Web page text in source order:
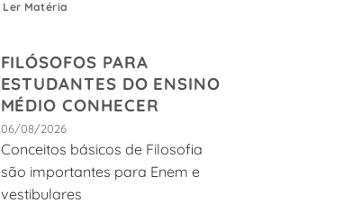
Ler Matéria
FILÓSOFOS PARA
ESTUDANTES DO ENSINO
MÉDIO CONHECER
06/08/2026
Conceitos básicos de Filosofia
são importantes para Enem e
vestibulares